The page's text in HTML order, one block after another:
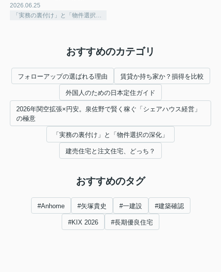
2026.06.25
おすすめのカテゴリ
フォローアップの選ばれる理由 賃貸か持ち家か？損得を比較
外国人のための日本定住ガイド
2026年関空拡張×円安。泉佐野で賢く稼ぐ「シェアハウス経営」
の極意
「実務の裏付け」と「物件選択の深化」
建売住宅と注文住宅、どっち？
おすすめのタグ
#Anhome #矢塚貴史 #一建設 #建築確認
#KIX 2026 #長期優良住宅